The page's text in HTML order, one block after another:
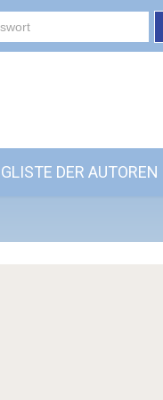
DER AUTOREN